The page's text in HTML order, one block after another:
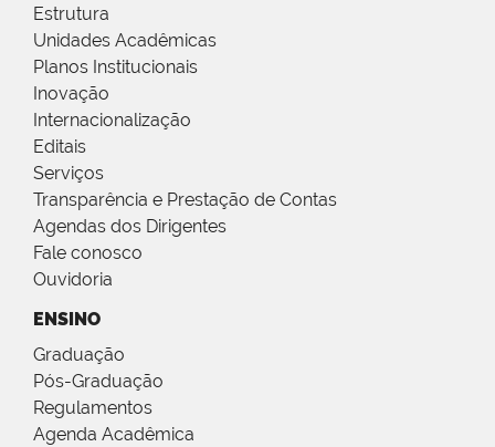
Estrutura
Unidades Acadêmicas
Planos Institucionais
Inovação
Internacionalização
Editais
Serviços
Transparência e Prestação de Contas
Agendas dos Dirigentes
Fale conosco
Ouvidoria
ENSINO
Graduação
Pós-Graduação
Regulamentos
Agenda Acadêmica